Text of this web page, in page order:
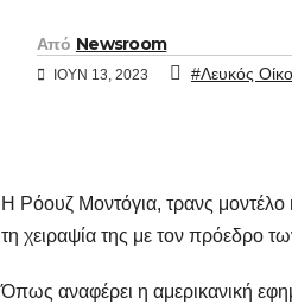
Από Newsroom
ΙΟΎΝ 13, 2023 #Λευκός
Η Ρόουζ Μοντόγια, τρανς μοντέλο
τη χειραψία της με τον πρόεδρο
Όπως αναφέρει η αμερικανική